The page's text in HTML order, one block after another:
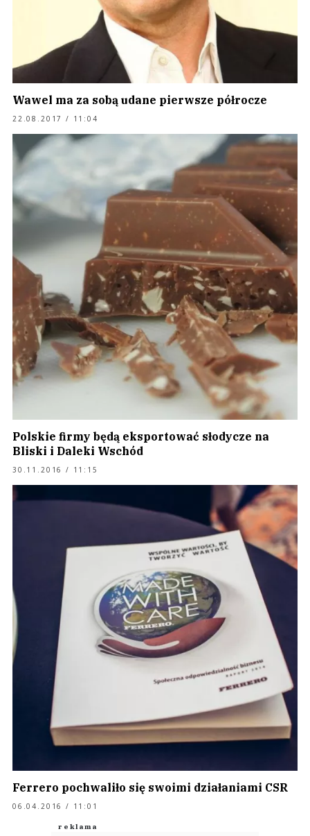
Wawel ma za sobą udane pierwsze półrocze
22.08.2017 / 11:04
Polskie firmy będą eksportować słodycze na
Bliski i Daleki Wschód
30.11.2016 / 11:15
Ferrero pochwaliło się swoimi działaniami CSR
06.04.2016 / 11:01